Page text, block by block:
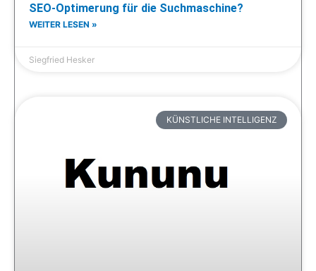
SEO-Optimerung für die Suchmaschine?
WEITER LESEN »
Siegfried Hesker
KÜNSTLICHE INTELLIGENZ